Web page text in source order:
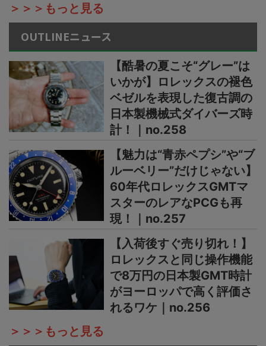
＞＞＞もっと見る
OUTLINEニュース
【酷暑の夏こそ“グレー”は
いかが】ロレックスの褪色
ベゼルを表現した復古調の
日本製機械式ダイバーズ時
計！｜no.258
【魅力は“青赤ペプシ”や“ブ
ルーベリー”だけじゃない】
60年代ロレックスGMTマ
スターのレアなPCGも再
現！｜no.257
【入荷後すぐ売り切れ！】
ロレックスと同じ操作機能
で8万円の日本製GMT時計
がヨーロッパで高く評価さ
れるワケ｜no.256
＞＞＞もっと見る